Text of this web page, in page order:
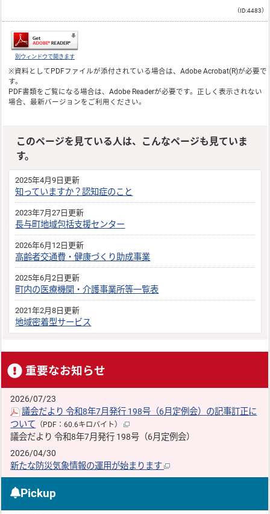
（ID:4483）
別ウィンドウで開きます
※資料としてPDFファイルが添付されている場合は、Adobe Acrobat(R)が必要で
す。
PDF書類をご覧になる場合は、Adobe Readerが必要です。正しく表示されない
場合、最新バージョンをご利用ください。
このページを見ている人は、こんなページも見ていま
す。
2025年4月9日更新
知っていますか？認知症のこと
2023年7月27日更新
長与町地域包括支援センター
2026年6月12日更新
高齢者交通費・健康づくり助成事業
2025年6月2日更新
町内の医療機関・介護事業所等一覧表
2021年2月8日更新
地域密着型サービス
重要なお知らせ
2026/07/23
議会だより 令和8年7月発行 198号（6月定例会）の記事訂正に
ついて （PDF：60.6キロバイト）
議会だより 令和8年7月発行 198号（6月定例会）
2026/04/30
新たな防災気象情報の運用が始まります
Pickup